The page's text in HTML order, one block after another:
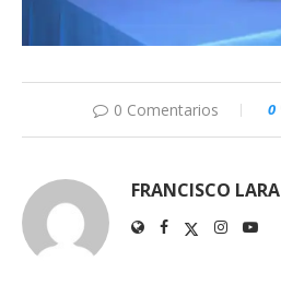
0 Comentarios 0
FRANCISCO LARA